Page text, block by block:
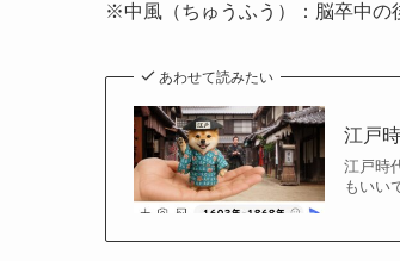
※中風（ちゅうふう）：脳卒中の
あわせて読みたい
江戸
江戸時
もいい